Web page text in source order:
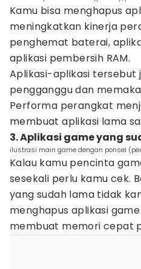
Kamu bisa menghapus
meningkatkan kinerja
penghemat baterai,
aplikasi pembersih RAM.
Aplikasi-aplikasi tersebut
pengganggu dan
Performa perangkat
membuat aplikasi lama
3. Aplikasi game yang
ilustrasi main game dengan ponsel
Kalau kamu pencinta
sesekali perlu kamu cek.
yang sudah lama tidak
menghapus aplikasi
membuat memori cepat